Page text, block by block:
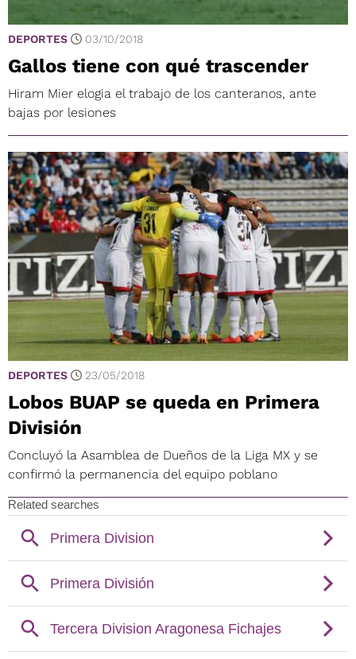
DEPORTES 03/10/2018
Gallos tiene con qué trascender
Hiram Mier elogia el trabajo de los canteranos, ante
bajas por lesiones
DEPORTES 23/05/2018
Lobos BUAP se queda en Primera
División
Concluyó la Asamblea de Dueños de la Liga MX y se
confirmó la permanencia del equipo poblano